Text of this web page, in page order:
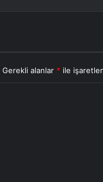
Gerekli alanlar * ile